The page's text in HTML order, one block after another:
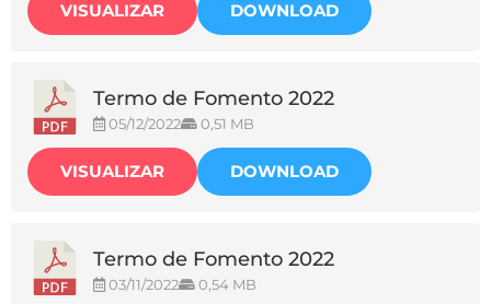
VISUALIZAR DOWNLOAD
Termo de Fomento 2022
05/12/2022 0,51 MB
VISUALIZAR DOWNLOAD
Termo de Fomento 2022
03/11/2022 0,54 MB